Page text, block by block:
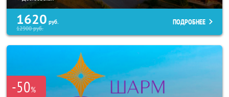
1620 руб.
12900руб.
ПОДРОБНЕЕ
-50%